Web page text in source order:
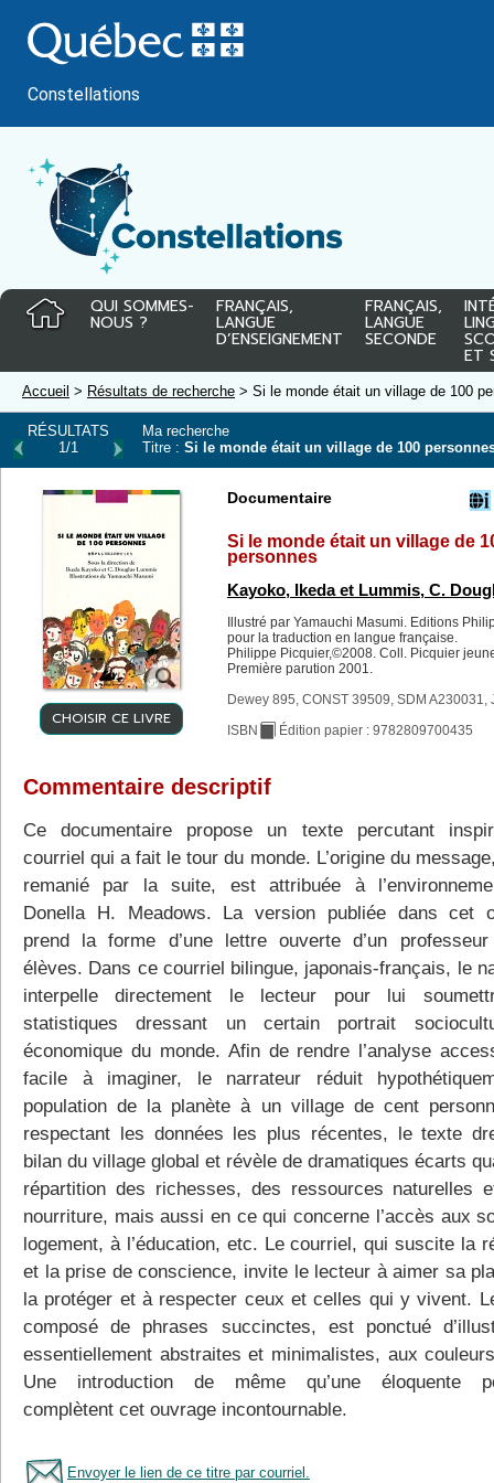
au
contenu
Constellations
QUI SOMMES-
NOUS ?
FRANÇAIS,
LANGUE
D’ENSEIGNEMENT
FRANÇAIS,
LANGUE
SECONDE
ET
Accueil > Résultats de recherche > Si le monde était un village de 100
RÉSULTATS
1/1
Ma recherche
Titre : Si le monde était un village de 100
CHOISIR CE LIVRE
Documentaire
Si le monde était un village de
personnes
Kayoko, Ikeda et Lummis, C.
Illustré par Yamauchi Masumi. Editions
pour la traduction en langue française.
Philippe Picquier,©2008. Coll. Picquier
Première parution 2001.
Dewey 895, CONST 39509, SDM A230031,
ISBN Édition papier : 9782809700435
Commentaire descriptif
Ce documentaire propose un texte percutant
courriel qui a fait le tour du monde. L’origine du
remanié par la suite, est attribuée à
Donella H. Meadows. La version publiée dans cet
prend la forme d’une lettre ouverte d’un
élèves. Dans ce courriel bilingue, japonais-français, le
interpelle directement le lecteur pour lui
statistiques dressant un certain portrait
économique du monde. Afin de rendre l’analyse
facile à imaginer, le narrateur réduit
population de la planète à un village de cent
respectant les données les plus récentes, le texte
bilan du village global et révèle de dramatiques écarts
répartition des richesses, des ressources naturelles
nourriture, mais aussi en ce qui concerne l’accès aux
logement, à l’éducation, etc. Le courriel, qui suscite la
et la prise de conscience, invite le lecteur à aimer sa
la protéger et à respecter ceux et celles qui y vivent.
composé de phrases succinctes, est ponctué
essentiellement abstraites et minimalistes, aux
Une introduction de même qu’une éloquente
complètent cet ouvrage incontournable.
Envoyer le lien de ce titre par courriel.